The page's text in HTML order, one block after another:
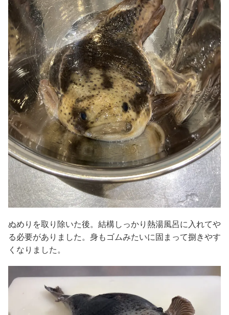
ぬめりを取り除いた後。結構しっかり熱湯風呂に入れてや
る必要がありました。身もゴムみたいに固まって捌きやす
くなりました。